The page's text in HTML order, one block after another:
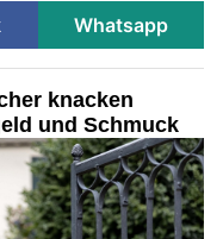
Whatsapp
knacken
und Schmuck